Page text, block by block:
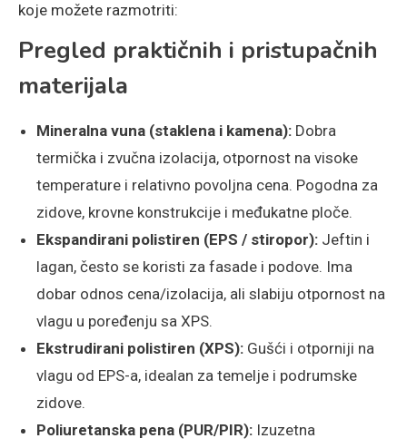
koje možete razmotriti:
Pregled praktičnih i pristupačnih
materijala
Mineralna vuna (staklena i kamena): Dobra
termička i zvučna izolacija, otpornost na visoke
temperature i relativno povoljna cena. Pogodna za
zidove, krovne konstrukcije i međukatne ploče.
Ekspandirani polistiren (EPS / stiropor): Jeftin i
lagan, često se koristi za fasade i podove. Ima
dobar odnos cena/izolacija, ali slabiju otpornost na
vlagu u poređenju sa XPS.
Ekstrudirani polistiren (XPS): Gušći i otporniji na
vlagu od EPS-a, idealan za temelje i podrumske
zidove.
Poliuretanska pena (PUR/PIR): Izuzetna